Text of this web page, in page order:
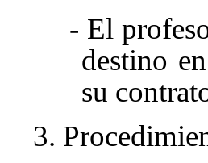
- El
destino
su
3.